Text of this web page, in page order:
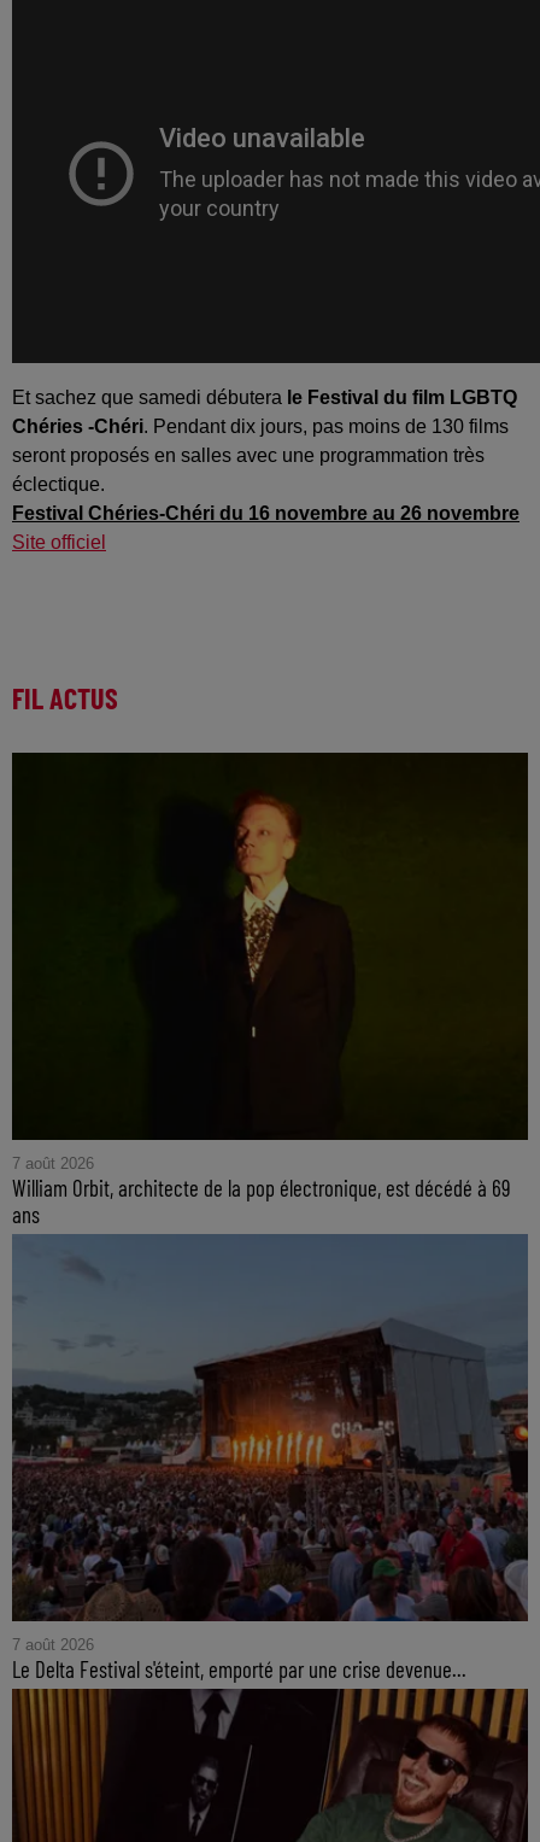
Et sachez que samedi débutera le Festival du film LGBTQ
Chéries -Chéri. Pendant dix jours, pas moins de 130 films
seront proposés en salles avec une programmation très
éclectique.
Festival Chéries-Chéri du 16 novembre au 26 novembre
Site officiel
FIL ACTUS
7 août 2026
William Orbit, architecte de la pop électronique, est décédé à 69
ans
7 août 2026
Le Delta Festival s'éteint, emporté par une crise devenue...